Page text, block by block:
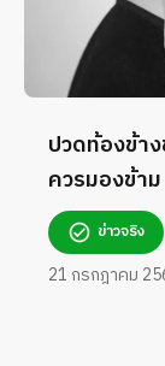
ปวดท้องข้า
ควรมองข้าม
ข่าวจริง
21 กรกฎาคม